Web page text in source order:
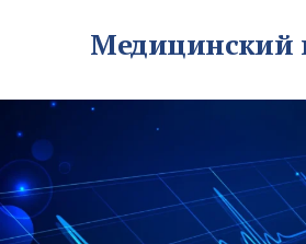
Медицинский